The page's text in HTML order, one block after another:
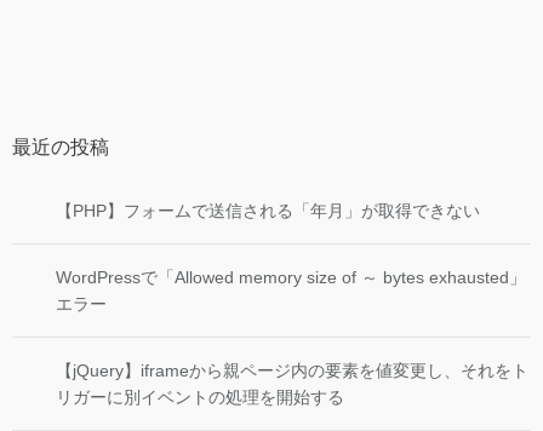
最近の投稿
【PHP】フォームで送信される「年月」が取得できない
WordPressで「Allowed memory size of ～ bytes exhausted」
エラー
【jQuery】iframeから親ページ内の要素を値変更し、それをト
リガーに別イベントの処理を開始する